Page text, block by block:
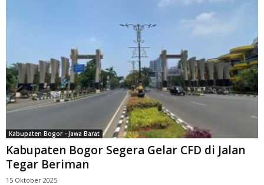
Kabupaten Bogor - Jawa Barat
Kabupaten Bogor Segera Gelar CFD di Jalan
Tegar Beriman
15 Oktober 2025